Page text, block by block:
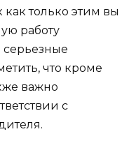
как только этим вы
работу
серьезные
что кроме
важно
с